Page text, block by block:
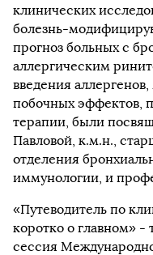
клинических
болезнь-
прогноз больных с
аллергическим
введения
побочных эффектов,
терапии, были
Павловой, к.м.н.,
отделения
иммунологии, и
«Путеводитель по
коротко о главном» -
сессия